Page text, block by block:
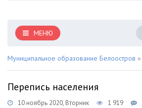
МЕНЮ
Муниципальное образование Белоостров »
Перепись населения
10 ноябрь 2020, Вторник 1 919